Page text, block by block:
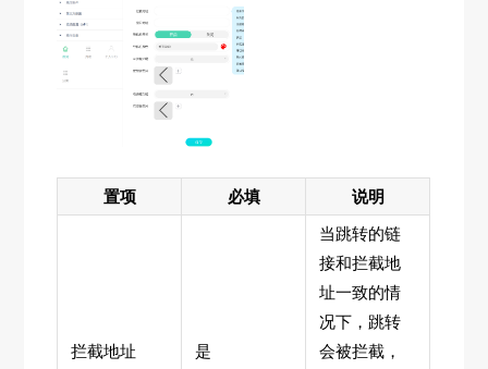
置项 必填 说明
拦截地址 是
当跳转的链
接和拦截地
址一致的情
况下，跳转
会被拦截，